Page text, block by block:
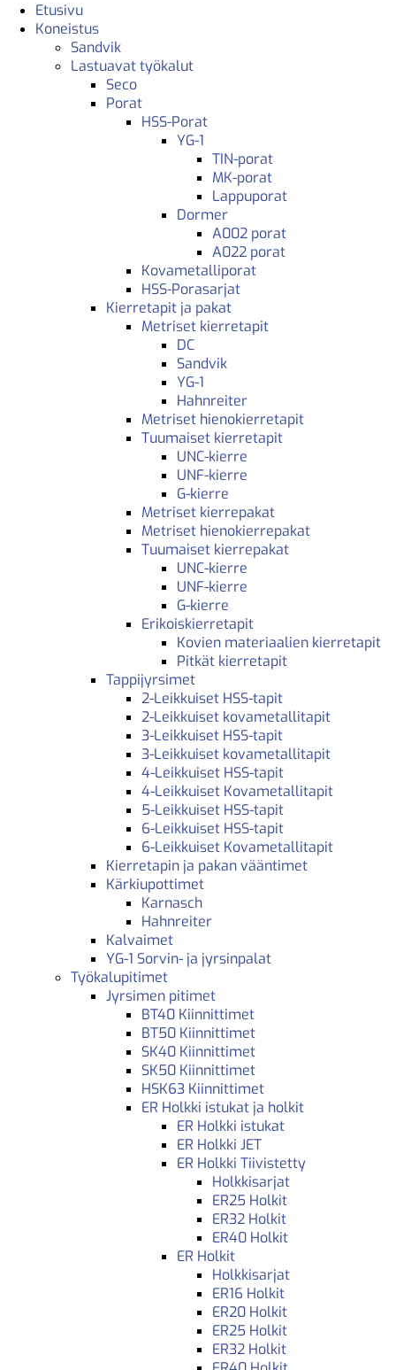
Etusivu
Koneistus
Sandvik
Lastuavat työkalut
Seco
Porat
HSS-Porat
YG-1
TIN-porat
MK-porat
Lappuporat
Dormer
A002 porat
A022 porat
Kovametalliporat
HSS-Porasarjat
Kierretapit ja pakat
Metriset kierretapit
DC
Sandvik
YG-1
Hahnreiter
Metriset hienokierretapit
Tuumaiset kierretapit
UNC-kierre
UNF-kierre
G-kierre
Metriset kierrepakat
Metriset hienokierrepakat
Tuumaiset kierrepakat
UNC-kierre
UNF-kierre
G-kierre
Erikoiskierretapit
Kovien materiaalien kierretapit
Pitkät kierretapit
Tappijyrsimet
2-Leikkuiset HSS-tapit
2-Leikkuiset kovametallitapit
3-Leikkuiset HSS-tapit
3-Leikkuiset kovametallitapit
4-Leikkuiset HSS-tapit
4-Leikkuiset Kovametallitapit
5-Leikkuiset HSS-tapit
6-Leikkuiset HSS-tapit
6-Leikkuiset Kovametallitapit
Kierretapin ja pakan vääntimet
Kärkiupottimet
Karnasch
Hahnreiter
Kalvaimet
YG-1 Sorvin- ja jyrsinpalat
Työkalupitimet
Jyrsimen pitimet
BT40 Kiinnittimet
BT50 Kiinnittimet
SK40 Kiinnittimet
SK50 Kiinnittimet
HSK63 Kiinnittimet
ER Holkki istukat ja holkit
ER Holkki istukat
ER Holkki JET
ER Holkki Tiivistetty
Holkkisarjat
ER25 Holkit
ER32 Holkit
ER40 Holkit
ER Holkit
Holkkisarjat
ER16 Holkit
ER20 Holkit
ER25 Holkit
ER32 Holkit